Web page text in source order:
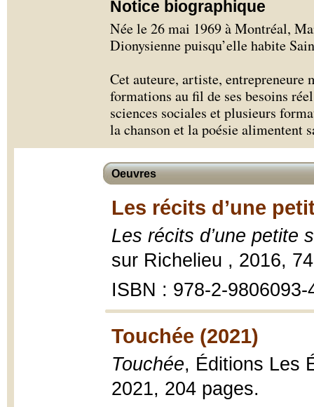
Notice biographique
Née le 26 mai 1969 à Montréal,
Dionysienne puisqu’elle habite
Cet auteure, artiste, entrepreneure
formations au fil de ses besoins
sciences sociales et plusieurs
la chanson et la poésie alimentent
Oeuvres
Les récits d’une
Les récits d’une petite
sur Richelieu , 2016,
ISBN : 978-2-9806093-
Touchée (2021)
Touchée, Éditions Les
2021, 204 pages.